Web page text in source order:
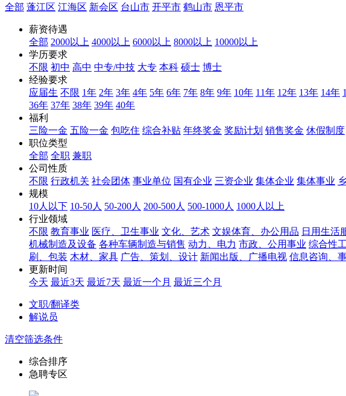
全部 蓬江区 江海区 新会区 台山市 开平市 鹤山市 恩平市
薪资待遇
全部 2000以上 4000以上 6000以上 8000以上 10000以上
学历要求
不限 初中 高中 中专/中技 大专 本科 硕士 博士
经验要求
应届生 不限 1年 2年 3年 4年 5年 6年 7年 8年 9年 10年 11年 12年 13年 14年
36年 37年 38年 39年 40年
福利
三险一金 五险一金 包吃住 综合补贴 年终奖金 奖励计划 销售奖金 休假制度
职位类型
全部 全职 兼职
公司性质
不限 行政机关 社会团体 事业单位 国有企业 三资企业 集体企业 集体事业
规模
10人以下 10-50人 50-200人 200-500人 500-1000人 1000人以上
行业领域
不限 教育事业 医疗、卫生事业 文化、艺术 文娱体育、办公用品 日用生活
机械制造及设备 各种车辆制造与销售 动力、电力 市政、公用事业 综合性
刷、包装 木材、家具 广告、策划、设计 新闻出版、广播电视 信息咨询、
更新时间
今天 最近3天 最近7天 最近一个月 最近三个月
文职/翻译类
解说员
清空筛选条件
综合排序
急聘专区